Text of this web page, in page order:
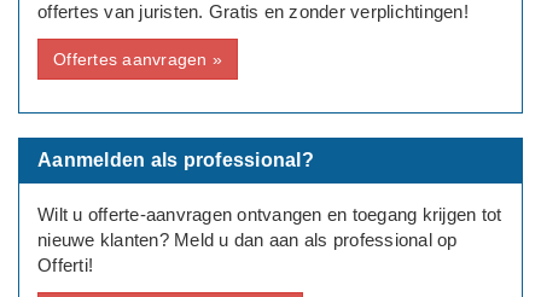
offertes van juristen. Gratis en zonder verplichtingen!
Offertes aanvragen »
Aanmelden als professional?
Wilt u offerte-aanvragen ontvangen en toegang krijgen tot
nieuwe klanten? Meld u dan aan als professional op
Offerti!